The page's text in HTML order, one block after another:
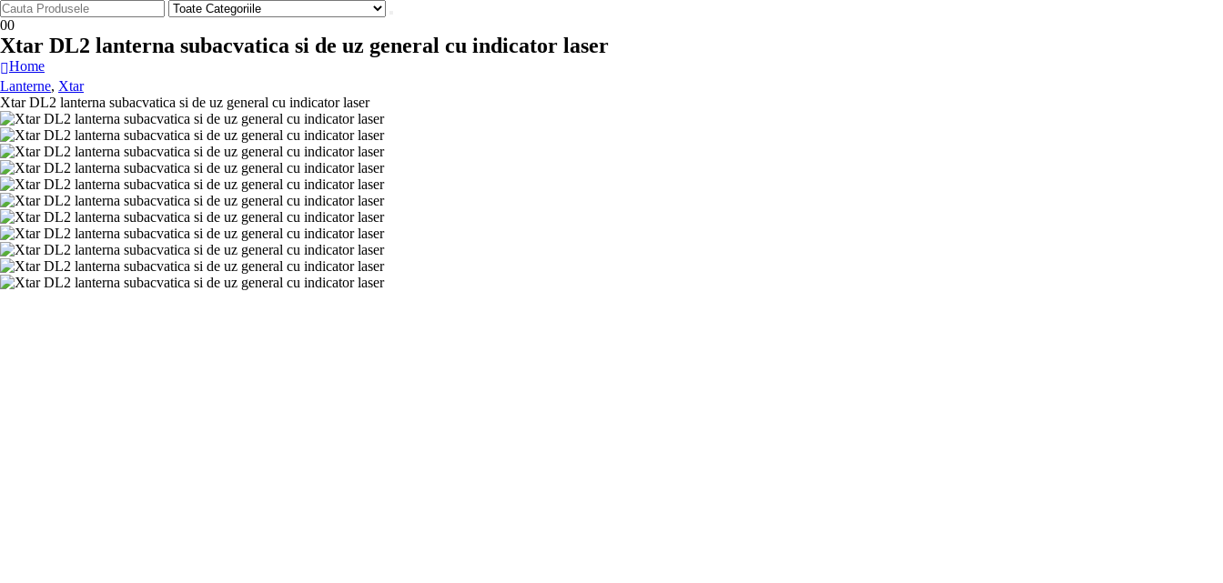
00
Xtar DL2 lanterna subacvatica si de uz general cu indicator laser
Home
Lanterne, Xtar
Xtar DL2 lanterna subacvatica si de uz general cu indicator laser